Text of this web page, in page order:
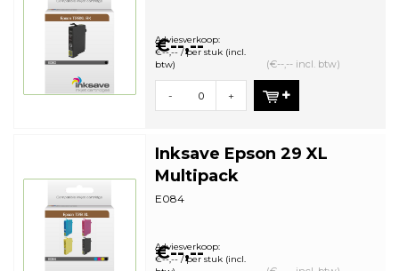
€--,--
Adviesverkoop:
€--,-- / per stuk (incl.
btw)
(€--,-- incl. btw)
- +
Inksave Epson 29 XL
Multipack
E084
€--,--
Adviesverkoop:
€--,-- / per stuk (incl.